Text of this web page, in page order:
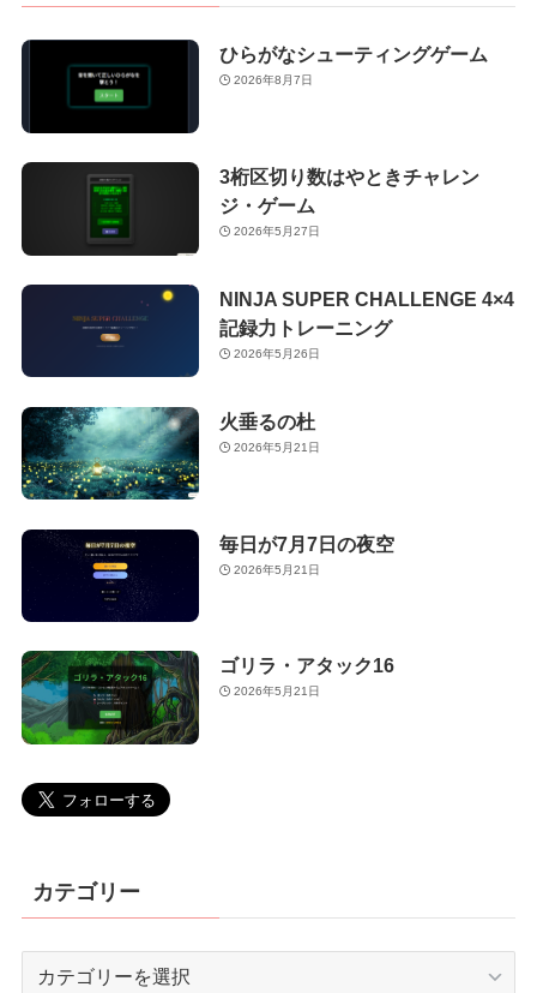
ひらがなシューティングゲーム
2026年8月7日
3桁区切り数はやときチャレン
ジ・ゲーム
2026年5月27日
NINJA SUPER CHALLENGE 4×4
記録力トレーニング
2026年5月26日
火垂るの杜
2026年5月21日
毎日が7月7日の夜空
2026年5月21日
ゴリラ・アタック16
2026年5月21日
カテゴリー